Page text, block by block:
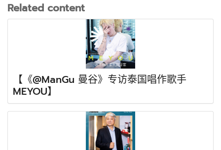
Related content
【《@ManGu 曼谷》专访泰国唱作歌手
MEYOU】